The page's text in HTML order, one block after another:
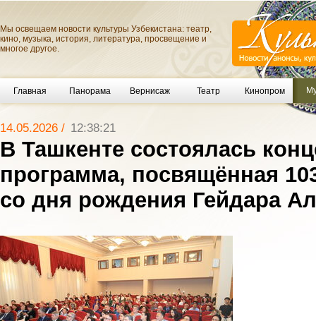
Мы освещаем новости культуры Узбекистана: театр,
кино, музыка, история, литература, просвещение и
многое другое.
Главная Панорама Вернисаж Театр Кинопром
14.05.2026 / 12:38:21
В Ташкенте состоялась
программа, посвящённая
со дня рождения Гейдара